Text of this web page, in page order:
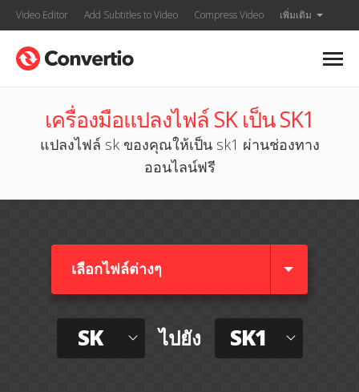
Video Editor Add Subtitles to Video Compress Video เพิ่มเติม
เครื่องมือแปลงไฟล์ SK เป็น SK1
แปลงไฟล์ sk ของคุณให้เป็น sk1 ผ่านช่องทาง
ออนไลน์ฟรี
เลือกไฟล์ต่างๆ​
SK ไปยัง SK1